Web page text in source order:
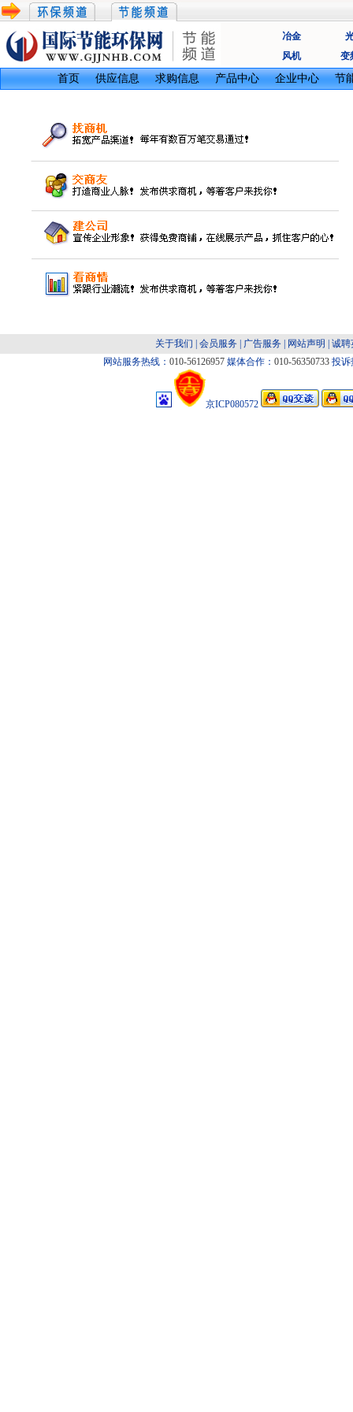
冶金
风机
变
首页 供应信息 求购信息 产品中心 企业中心 节
关于我们 会员服务| 广告服务| 网站声明
诚聘
网站服务热线： 010-56126957媒体合作： 010-56350733投诉
京ICP080572